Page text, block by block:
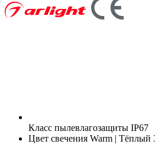
Класс пылевлагозащиты IP67
Цвет свечения Warm | Тёплый